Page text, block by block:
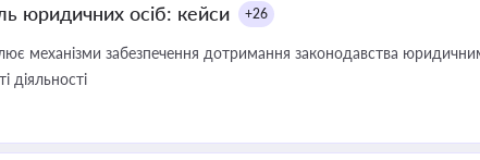
юридичних осіб: кейси +26
механізми забезпечення дотримання законодавства
діяльності